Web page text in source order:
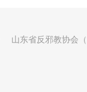
山东省反邪教协会（